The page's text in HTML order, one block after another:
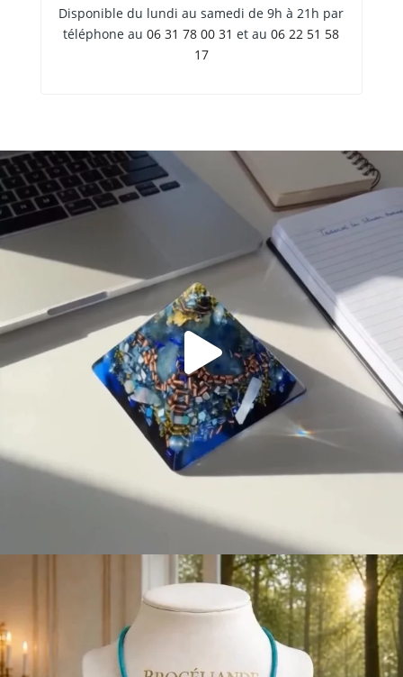
Disponible du lundi au samedi de 9h à 21h par
téléphone au06 31 78 00 31 et au06 22 51 58
17